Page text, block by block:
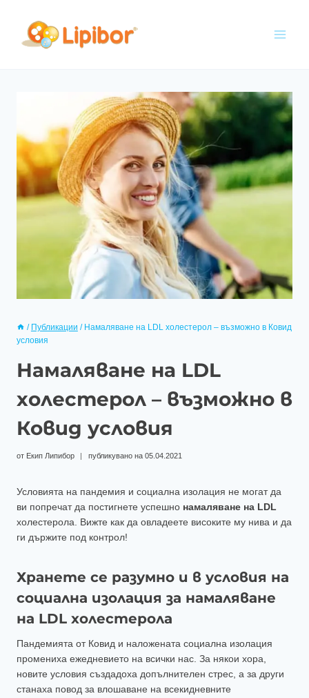
/ Публикации / Намаляване на LDL холестерол – възможно в Ковид
условия
Намаляване на LDL
холестерол – възможно в
Ковид условия
от Екип Липибор публикувано на 05.04.2021
Условията на пандемия и социална изолация не могат да
ви попречат да постигнете успешно намаляване на LDL
холестерола. Вижте как да овладеете високите му нива и да
ги държите под контрол!
Хранете се разумно и в условия на
социална изолация за намаляване
на LDL холестерола
Пандемията от Ковид и наложената социална изолация
промениха ежедневието на всички нас. За някои хора,
новите условия създадоха допълнителен стрес, а за други
станаха повод за влошаване на всекидневните